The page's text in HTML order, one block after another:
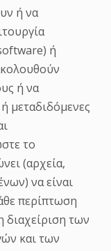
ή να
ή
ή να
μεταδιδόμενες
το
(αρχεία,
να είναι
περίπτωση
διαχείριση των
και των